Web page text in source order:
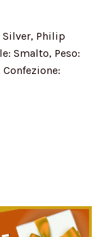
Silver, Philip
Smalto, Peso: